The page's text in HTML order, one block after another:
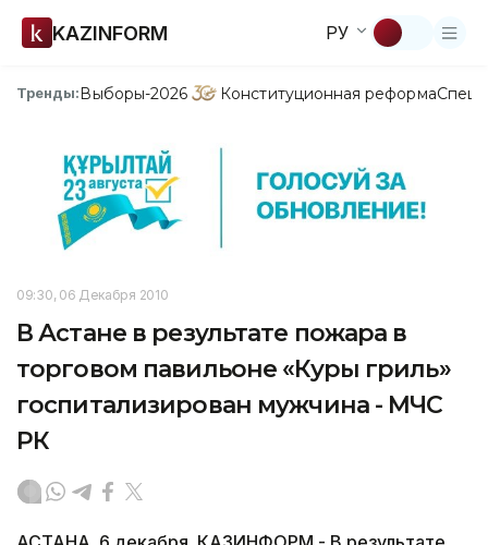
KAZINFORM РУ
Тренды:Выборы-2026 Конституционная реформа
09:30, 06 Декабря 2010
В Астане в результате пожара в
торговом павильоне «Куры гриль»
госпитализирован мужчина - МЧС
РК